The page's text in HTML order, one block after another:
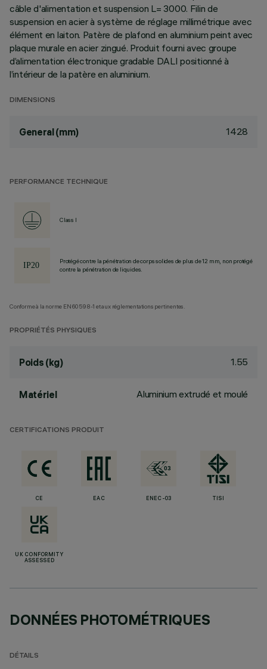
câble d'alimentation et suspension L= 3000. Filin de
suspension en acier à système de réglage millimétrique avec
élément en laiton. Patère de plafond en aluminium peint avec
plaque murale en acier zingué. Produit fourni avec groupe
d’alimentation électronique gradable DALI positionné à
l’intérieur de la patère en aluminium.
DIMENSIONS
General (mm) 1428
PERFORMANCE TECHNIQUE
Class I
Protégé contre la pénétration de corps solides de plus de 12 mm, non protégé
contre la pénétration de liquides.
Conforme à la norme EN60598-1 et aux réglementations pertinentes.
PROPRIÉTÉS PHYSIQUES
Poids (kg) 1.55
Matériel Aluminium extrudé et moulé
CERTIFICATIONS PRODUIT
CE EAC ENEC-03 TISI
UK CONFORMITY
ASSESSED
DONNÉES PHOTOMÉTRIQUES
DÉTAILS